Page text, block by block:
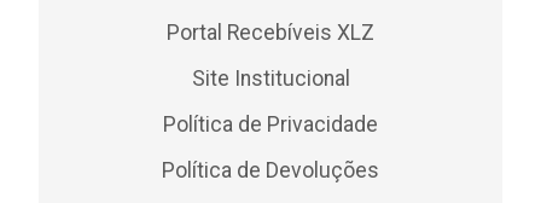
Portal Recebíveis XLZ
Site Institucional
Política de Privacidade
Política de Devoluções